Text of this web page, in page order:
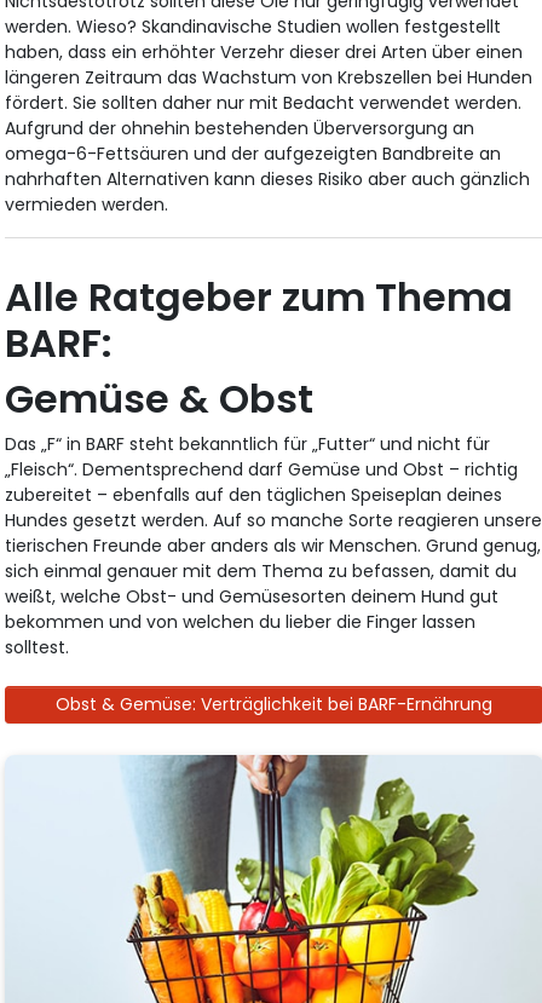
werden. Wieso? Skandinavische Studien wollen festgestellt
haben, dass ein erhöhter Verzehr dieser drei Arten über einen
längeren Zeitraum das Wachstum von Krebszellen bei Hunden
fördert. Sie sollten daher nur mit Bedacht verwendet werden.
Aufgrund der ohnehin bestehenden Überversorgung an
omega-6-Fettsäuren und der aufgezeigten Bandbreite an
nahrhaften Alternativen kann dieses Risiko aber auch gänzlich
vermieden werden.
Alle Ratgeber zum Thema
BARF:
Gemüse & Obst
Das „F“ in BARF steht bekanntlich für „Futter“ und nicht für
„Fleisch“. Dementsprechend darf Gemüse und Obst – richtig
zubereitet – ebenfalls auf den täglichen Speiseplan deines
Hundes gesetzt werden. Auf so manche Sorte reagieren unsere
tierischen Freunde aber anders als wir Menschen. Grund genug,
sich einmal genauer mit dem Thema zu befassen, damit du
weißt, welche Obst- und Gemüsesorten deinem Hund gut
bekommen und von welchen du lieber die Finger lassen
solltest.
Obst & Gemüse: Verträglichkeit bei BARF-Ernährung